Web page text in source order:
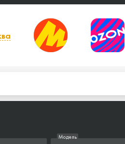
Модель